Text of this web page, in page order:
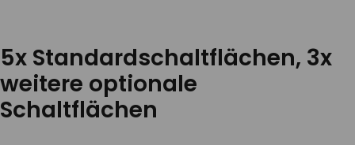
5x Standardschaltflächen, 3x
weitere optionale
Schaltflächen